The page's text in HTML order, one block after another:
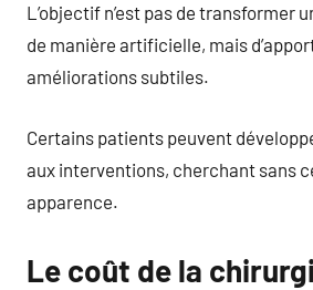
L’objectif n’est pas de transformer
de manière artificielle, mais
améliorations subtiles.
Certains patients peuvent
aux interventions, cherchant sans
apparence.
Le coût de la